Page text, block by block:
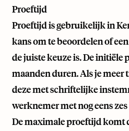
Proeftijd
Proeftijd is gebruikelijk in
kans om te beoordelen of
de juiste keuze is. De initiële
maanden duren. Als je meer
deze met schriftelijke
werknemer met nog eens
De maximale proeftijd komt